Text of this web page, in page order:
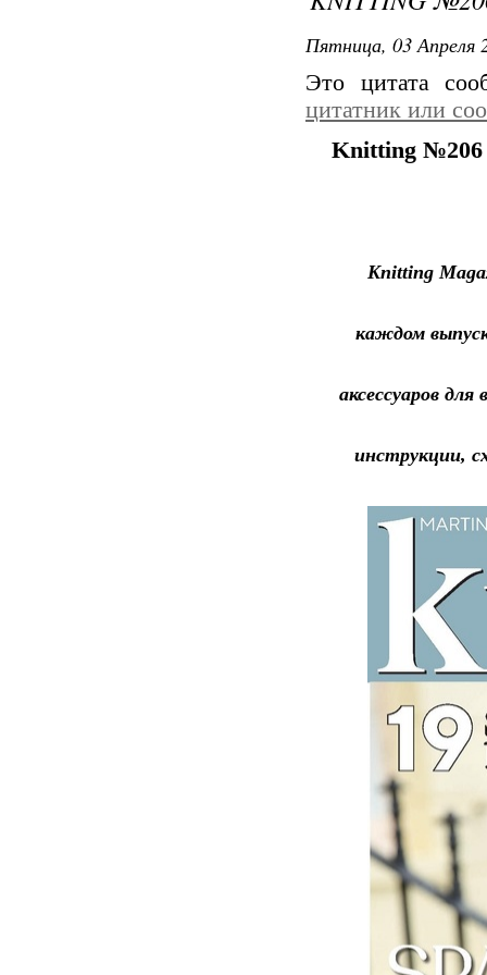
Пятница, 03 Апреля
Это цитата
цитатник или
Knitting №206
Knitting
каждом
аксессуаров
инструкции,